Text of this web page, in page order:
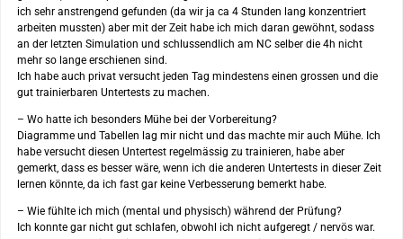
ich sehr anstrengend gefunden (da wir ja ca 4 Stunden lang konzentriert
arbeiten mussten) aber mit der Zeit habe ich mich daran gewöhnt, sodass
an der letzten Simulation und schlussendlich am NC selber die 4h nicht
mehr so lange erschienen sind.
Ich habe auch privat versucht jeden Tag mindestens einen grossen und die
gut trainierbaren Untertests zu machen.
– Wo hatte ich besonders Mühe bei der Vorbereitung?
Diagramme und Tabellen lag mir nicht und das machte mir auch Mühe. Ich
habe versucht diesen Untertest regelmässig zu trainieren, habe aber
gemerkt, dass es besser wäre, wenn ich die anderen Untertests in dieser Zeit
lernen könnte, da ich fast gar keine Verbesserung bemerkt habe.
– Wie fühlte ich mich (mental und physisch) während der Prüfung?
Ich konnte gar nicht gut schlafen, obwohl ich nicht aufgeregt / nervös war.